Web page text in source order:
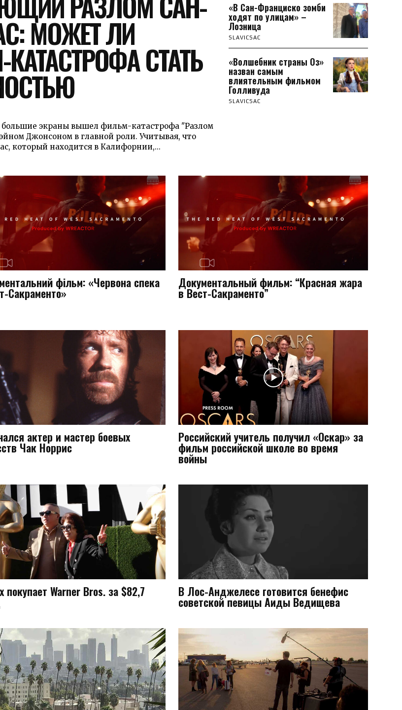
МОЖЕТ ЛИ
СТАТЬ
большие экраны вышел фильм-катастрофа "Разлом
Джонсоном в главной роли. Учитывая, что
который находится в Калифорнии,...
«В Сан-Франциско зомби
ходят по улицам» –
Лозницa
SLAVICSAC
«Волшебник страны Оз»
назван самым
влиятельным фильмом
Голливуда
SLAVICSAC
фільм: «Червона спека
Сакраменто»
Документальный фильм: “Красная жара
в Вест-Сакраменто”
актер и мастер боевых
Чак Норрис
Российский учитель получил «Оскар» за
фильм российской школе во время
войны
покупает Warner Bros. за $82,7 В Лос-Анджелесе готовится бенефис
советской певицы Аиды Ведищева